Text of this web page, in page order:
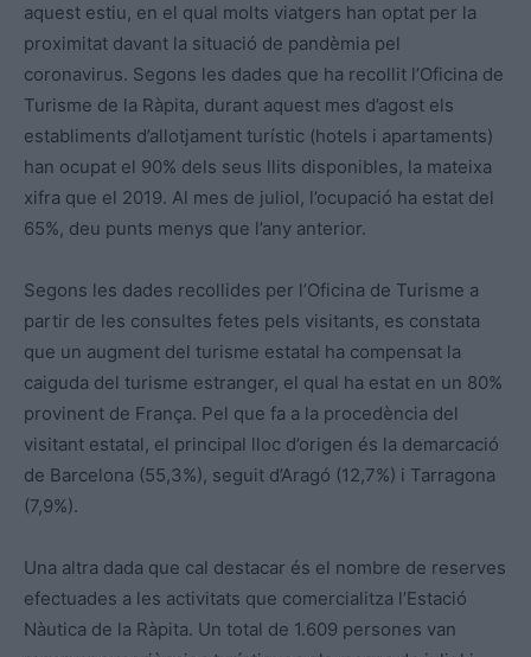
aquest estiu, en el qual molts viatgers han optat per la
proximitat davant la situació de pandèmia pel
coronavirus. Segons les dades que ha recollit l’Oficina de
Turisme de la Ràpita, durant aquest mes d’agost els
establiments d’allotjament turístic (hotels i apartaments)
han ocupat el 90% dels seus llits disponibles, la mateixa
xifra que el 2019. Al mes de juliol, l’ocupació ha estat del
65%, deu punts menys que l’any anterior.
Segons les dades recollides per l’Oficina de Turisme a
partir de les consultes fetes pels visitants, es constata
que un augment del turisme estatal ha compensat la
caiguda del turisme estranger, el qual ha estat en un 80%
provinent de França. Pel que fa a la procedència del
visitant estatal, el principal lloc d’origen és la demarcació
de Barcelona (55,3%), seguit d’Aragó (12,7%) i Tarragona
(7,9%).
Una altra dada que cal destacar és el nombre de reserves
efectuades a les activitats que comercialitza l’Estació
Nàutica de la Ràpita. Un total de 1.609 persones van